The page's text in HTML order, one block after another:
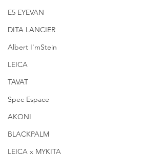
E5 EYEVAN
DITA LANCIER
Albert I'mStein
LEICA
TAVAT
Spec Espace
AKONI
BLACKPALM
LEICA x MYKITA